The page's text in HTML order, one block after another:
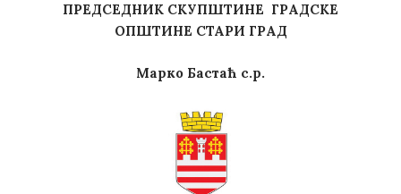
ПРЕДСЕДНИК СКУПШТИНЕ ГРАДСКЕ
ОПШТИНЕ СТАРИ ГРАД
Марко Бастаћ с.р.